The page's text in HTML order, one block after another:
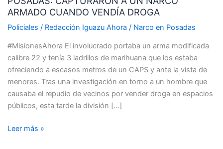
ARMADO CUANDO VENDÍA DROGA
Policiales / Redacción Iguazu Ahora / Narco en Posadas
#MisionesAhora El involucrado portaba un arma modificada
calibre 22 y tenía 3 ladrillos de marihuana que los estaba
ofreciendo a escasos metros de un CAPS y ante la vista de
menores. Tras una investigación en torno a un hombre que
causaba el repudio de vecinos por vender droga en espacios
públicos, esta tarde la división […]
UN
NARCO
CUANDO
VENDÍA
DROGA
Leer más »